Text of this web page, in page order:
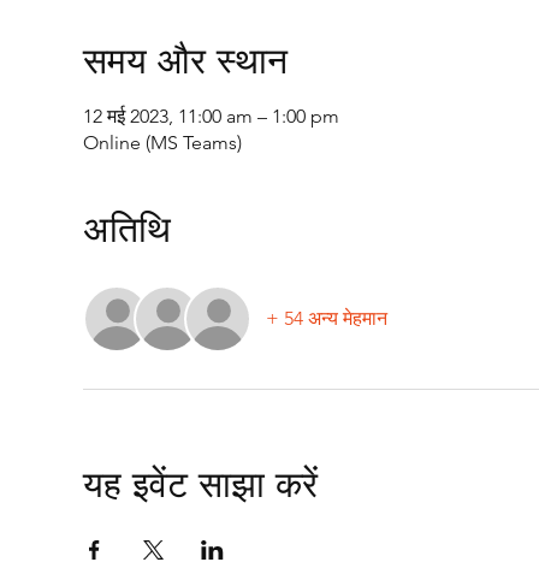
समय और स्थान
12 मई 2023, 11:00 am – 1:00 pm
Online (MS Teams)
अतिथि
+ 54 अन्य मेहमान
यह इवेंट साझा करें